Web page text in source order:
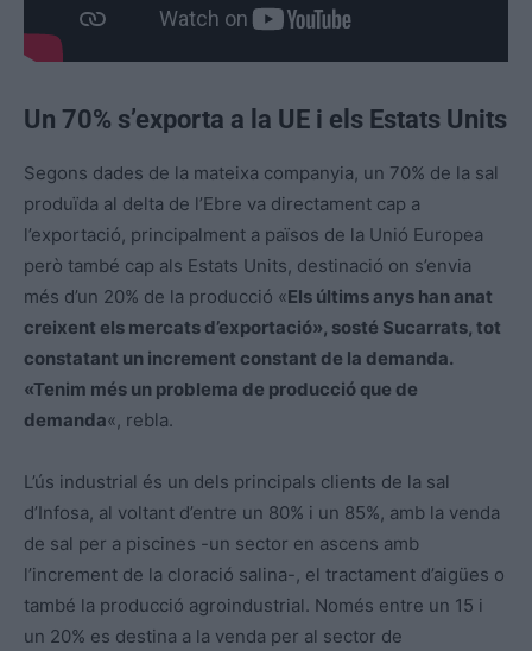
Un 70% s’exporta a la UE i els Estats Units
Segons dades de la mateixa companyia, un 70% de la sal
produïda al delta de l’Ebre va directament cap a
l’exportació, principalment a països de la Unió Europea
però també cap als Estats Units, destinació on s’envia
més d’un 20% de la producció «Els últims anys han anat
creixent els mercats d’exportació», sosté Sucarrats, tot
constatant un increment constant de la demanda.
«Tenim més un problema de producció que de
demanda«, rebla.
L’ús industrial és un dels principals clients de la sal
d’Infosa, al voltant d’entre un 80% i un 85%, amb la venda
de sal per a piscines -un sector en ascens amb
l’increment de la cloració salina-, el tractament d’aigües o
també la producció agroindustrial. Només entre un 15 i
un 20% es destina a la venda per al sector de